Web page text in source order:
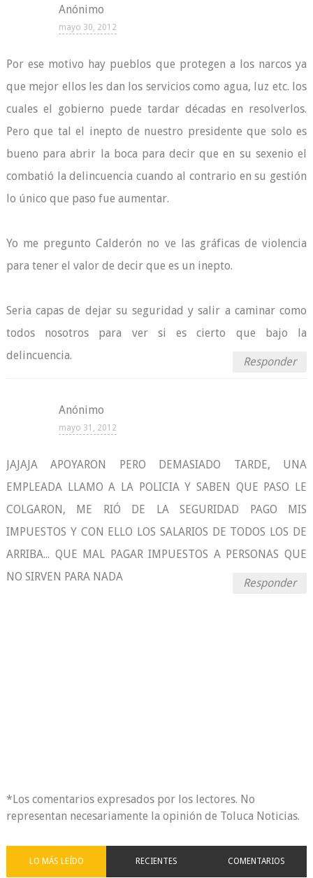
Anónimo
mayo 30, 2012
Por ese motivo hay pueblos que protegen a los narcos ya
que mejor ellos les dan los servicios como agua, luz etc. los
cuales el gobierno puede tardar décadas en resolverlos.
Pero que tal el inepto de nuestro presidente que solo es
bueno para abrir la boca para decir que en su sexenio el
combatió la delincuencia cuando al contrario en su gestión
lo único que paso fue aumentar.
Yo me pregunto Calderón no ve las gráficas de violencia
para tener el valor de decir que es un inepto.
Seria capas de dejar su seguridad y salir a caminar como
todos nosotros para ver si es cierto que bajo la
delincuencia.
Responder
Anónimo
mayo 31, 2012
JAJAJA APOYARON PERO DEMASIADO TARDE, UNA
EMPLEADA LLAMO A LA POLICIA Y SABEN QUE PASO LE
COLGARON, ME RIÓ DE LA SEGURIDAD PAGO MIS
IMPUESTOS Y CON ELLO LOS SALARIOS DE TODOS LOS DE
ARRIBA... QUE MAL PAGAR IMPUESTOS A PERSONAS QUE
NO SIRVEN PARA NADA
Responder
*Los comentarios expresados por los lectores. No
representan necesariamente la opinión de Toluca Noticias.
LO MÁS LEÍDO RECIENTES COMENTARIOS